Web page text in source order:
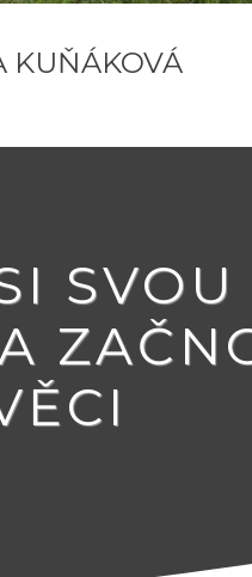
KUŇÁKOVÁ
SVOU